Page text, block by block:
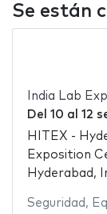
Se están
India Lab
Del 10 al 12
HITEX -
Exposition
Hyderabad,
Seguridad ,